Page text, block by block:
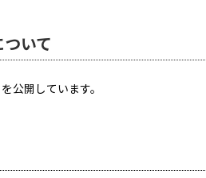
いて
公開しています。